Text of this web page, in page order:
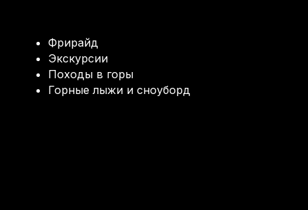
Фрирайд
Экскурсии
Походы в горы
Горные лыжи и сноуборд